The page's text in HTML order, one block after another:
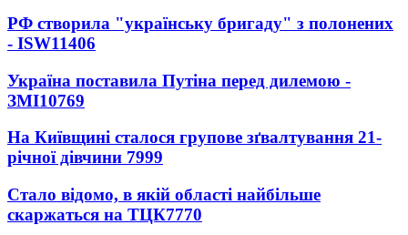
РФ створила "українську бригаду" з полонених
- ISW11406
Україна поставила Путіна перед дилемою -
ЗМІ10769
На Київщині сталося групове зґвалтування 21-
річної дівчини 7999
Стало відомо, в якій області найбільше
скаржаться на ТЦК7770